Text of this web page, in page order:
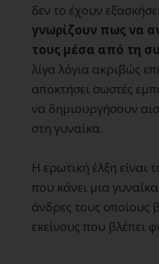
δεν το έχουν
γνωρίζουν πως να
τους μέσα από τη
λίγα λόγια ακριβώς
αποκτήσει σωστές
να δημιουργήσουν
στη γυναίκα.
Η ερωτική έλξη είναι
που κάνει μια
άνδρες τους οποίους
εκείνους που βλέπει